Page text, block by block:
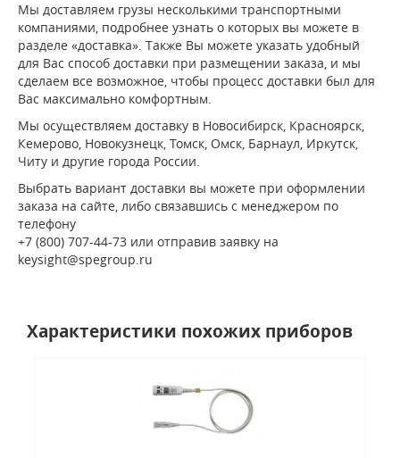
Мы доставляем грузы несколькими транспортными
компаниями, подробнее узнать о которых вы можете в
разделе «доставка». Также Вы можете указать удобный
для Вас способ доставки при размещении заказа, и мы
сделаем все возможное, чтобы процесс доставки был для
Вас максимально комфортным.
Мы осуществляем доставку в Новосибирск, Красноярск,
Кемерово, Новокузнецк, Томск, Омск, Барнаул, Иркутск,
Читу и другие города России.
Выбрать вариант доставки вы можете при оформлении
заказа на сайте, либо связавшись с менеджером по
телефону
+7 (800) 707-44-73 или отправив заявку на
keysight@spegroup.ru
Характеристики похожих приборов